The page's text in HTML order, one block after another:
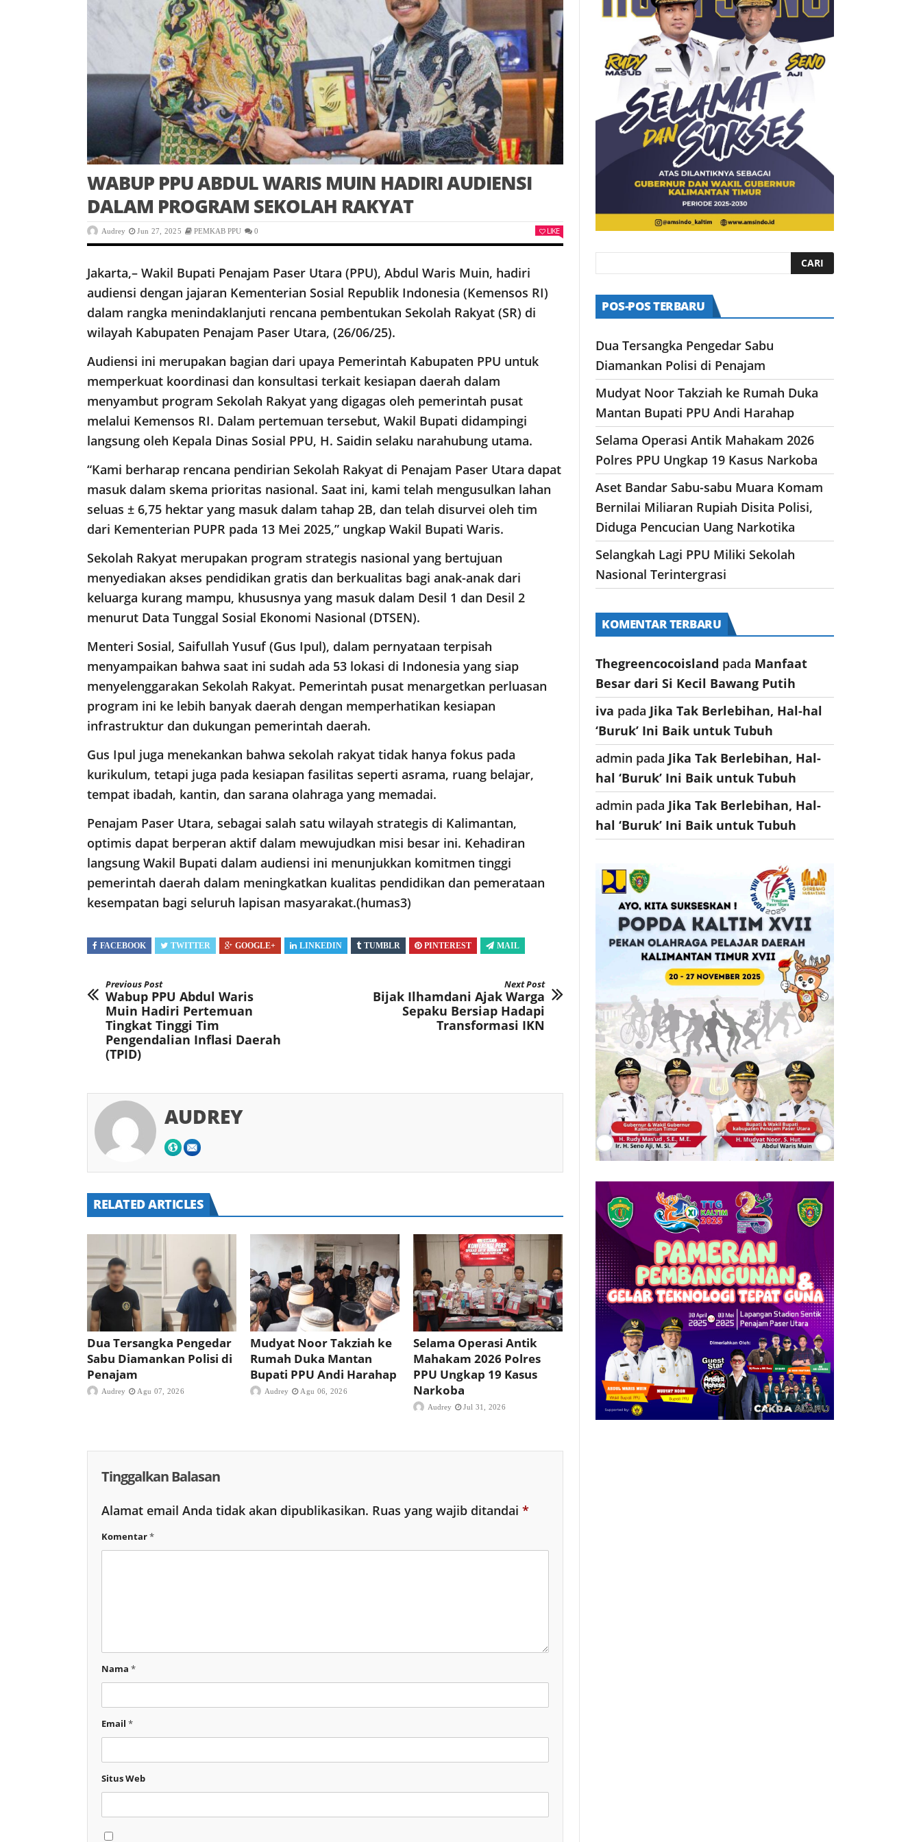
WABUP PPU ABDUL WARIS MUIN HADIRI AUDIENSI
DALAM PROGRAM SEKOLAH RAKYAT
Audrey Jun 27, 2025 PEMKAB PPU 0 LIKE
Jakarta,– Wakil Bupati Penajam Paser Utara (PPU), Abdul Waris Muin, hadiri
audiensi dengan jajaran Kementerian Sosial Republik Indonesia (Kemensos RI)
dalam rangka menindaklanjuti rencana pembentukan Sekolah Rakyat (SR) di
wilayah Kabupaten Penajam Paser Utara, (26/06/25).
Audiensi ini merupakan bagian dari upaya Pemerintah Kabupaten PPU untuk
memperkuat koordinasi dan konsultasi terkait kesiapan daerah dalam
menyambut program Sekolah Rakyat yang digagas oleh pemerintah pusat
melalui Kemensos RI. Dalam pertemuan tersebut, Wakil Bupati didampingi
langsung oleh Kepala Dinas Sosial PPU, H. Saidin selaku narahubung utama.
“Kami berharap rencana pendirian Sekolah Rakyat di Penajam Paser Utara dapat
masuk dalam skema prioritas nasional. Saat ini, kami telah mengusulkan lahan
seluas ± 6,75 hektar yang masuk dalam tahap 2B, dan telah disurvei oleh tim
dari Kementerian PUPR pada 13 Mei 2025,” ungkap Wakil Bupati Waris.
Sekolah Rakyat merupakan program strategis nasional yang bertujuan
menyediakan akses pendidikan gratis dan berkualitas bagi anak-anak dari
keluarga kurang mampu, khususnya yang masuk dalam Desil 1 dan Desil 2
menurut Data Tunggal Sosial Ekonomi Nasional (DTSEN).
Menteri Sosial, Saifullah Yusuf (Gus Ipul), dalam pernyataan terpisah
menyampaikan bahwa saat ini sudah ada 53 lokasi di Indonesia yang siap
menyelenggarakan Sekolah Rakyat. Pemerintah pusat menargetkan perluasan
program ini ke lebih banyak daerah dengan memperhatikan kesiapan
infrastruktur dan dukungan pemerintah daerah.
Gus Ipul juga menekankan bahwa sekolah rakyat tidak hanya fokus pada
kurikulum, tetapi juga pada kesiapan fasilitas seperti asrama, ruang belajar,
tempat ibadah, kantin, dan sarana olahraga yang memadai.
Penajam Paser Utara, sebagai salah satu wilayah strategis di Kalimantan,
optimis dapat berperan aktif dalam mewujudkan misi besar ini. Kehadiran
langsung Wakil Bupati dalam audiensi ini menunjukkan komitmen tinggi
pemerintah daerah dalam meningkatkan kualitas pendidikan dan pemerataan
kesempatan bagi seluruh lapisan masyarakat.(humas3)
FACEBOOK TWITTER GOOGLE+ LINKEDIN TUMBLR PINTEREST MAIL
Previous Post
Wabup PPU Abdul Waris
Muin Hadiri Pertemuan
Tingkat Tinggi Tim
Pengendalian Inflasi Daerah
(TPID)
Next Post
Bijak Ilhamdani Ajak Warga
Sepaku Bersiap Hadapi
Transformasi IKN
AUDREY
RELATED ARTICLES
Dua Tersangka Pengedar
Sabu Diamankan Polisi di
Penajam
Audrey Agu 07, 2026
Mudyat Noor Takziah ke
Rumah Duka Mantan
Bupati PPU Andi Harahap
Audrey Agu 06, 2026
Selama Operasi Antik
Mahakam 2026 Polres
PPU Ungkap 19 Kasus
Narkoba
Audrey Jul 31, 2026
Tinggalkan Balasan
Alamat email Anda tidak akan dipublikasikan. Ruas yang wajib ditandai *
Komentar*
Nama *
Email *
Situs Web
POS-POS TERBARU
Dua Tersangka Pengedar Sabu
Diamankan Polisi di Penajam
Mudyat Noor Takziah ke Rumah Duka
Mantan Bupati PPU Andi Harahap
Selama Operasi Antik Mahakam 2026
Polres PPU Ungkap 19 Kasus Narkoba
Aset Bandar Sabu-sabu Muara Komam
Bernilai Miliaran Rupiah Disita Polisi,
Diduga Pencucian Uang Narkotika
Selangkah Lagi PPU Miliki Sekolah
Nasional Terintergrasi
KOMENTAR TERBARU
Thegreencocoisland pada Manfaat
Besar dari Si Kecil Bawang Putih
iva pada Jika Tak Berlebihan, Hal-hal
‘Buruk’ Ini Baik untuk Tubuh
admin pada Jika Tak Berlebihan, Hal-
hal ‘Buruk’ Ini Baik untuk Tubuh
admin pada Jika Tak Berlebihan, Hal-
hal ‘Buruk’ Ini Baik untuk Tubuh